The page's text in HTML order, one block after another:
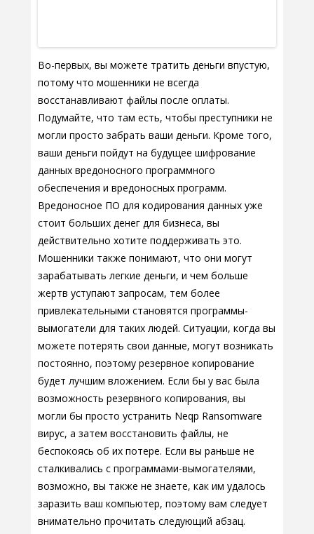
Во-первых, вы можете тратить деньги впустую,
потому что мошенники не всегда
восстанавливают файлы после оплаты.
Подумайте, что там есть, чтобы преступники не
могли просто забрать ваши деньги. Кроме того,
ваши деньги пойдут на будущее шифрование
данных вредоносного программного
обеспечения и вредоносных программ.
Вредоносное ПО для кодирования данных уже
стоит больших денег для бизнеса, вы
действительно хотите поддерживать это.
Мошенники также понимают, что они могут
зарабатывать легкие деньги, и чем больше
жертв уступают запросам, тем более
привлекательными становятся программы-
вымогатели для таких людей. Ситуации, когда вы
можете потерять свои данные, могут возникать
постоянно, поэтому резервное копирование
будет лучшим вложением. Если бы у вас была
возможность резервного копирования, вы
могли бы просто устранить Neqp Ransomware
вирус, а затем восстановить файлы, не
беспокоясь об их потере. Если вы раньше не
сталкивались с программами-вымогателями,
возможно, вы также не знаете, как им удалось
заразить ваш компьютер, поэтому вам следует
внимательно прочитать следующий абзац.